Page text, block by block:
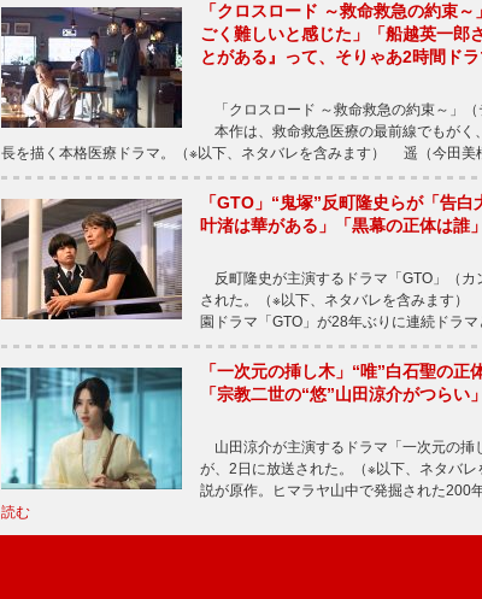
「クロスロード ～救命救急の約束
ごく難しいと感じた」「船越英一郎
とがある』って、そりゃあ2時間ドラ
「クロスロード ～救命救急の約束～」（
本作は、救命救急医療の最前線でもがく
長を描く本格医療ドラマ。（※以下、ネタバレを含みます） 遥（今田
「GTO」“鬼塚”反町隆史らが「告
叶渚は華がある」「黒幕の正体は誰」
反町隆史が主演するドラマ「GTO」（カ
された。（※以下、ネタバレを含みます
園ドラマ「GTO」が28年ぶりに連続ドラ
「一次元の挿し木」“唯”白石聖の正
「宗教二世の“悠”山田涼介がつらい」
山田涼介が主演するドラマ「一次元の挿
が、2日に放送された。（※以下、ネタバ
説が原作。ヒマラヤ山中で発掘された
読む